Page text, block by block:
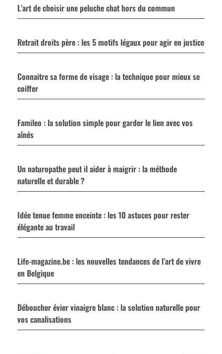
L’art de choisir une peluche chat hors du commun
Retrait droits père : les 5 motifs légaux pour agir en justice
Connaitre sa forme de visage : la technique pour mieux se
coiffer
Famileo : la solution simple pour garder le lien avec vos
aînés
Un naturopathe peut il aider à maigrir : la méthode
naturelle et durable ?
Idée tenue femme enceinte : les 10 astuces pour rester
élégante au travail
Life-magazine.be : les nouvelles tendances de l’art de vivre
en Belgique
Déboucher évier vinaigre blanc : la solution naturelle pour
vos canalisations